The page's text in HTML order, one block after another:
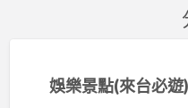
閒暇之餘，以有限的
您。娛樂景點(來台必遊)